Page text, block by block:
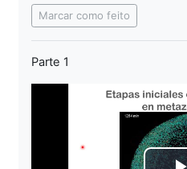
Marcar como feito
Parte 1